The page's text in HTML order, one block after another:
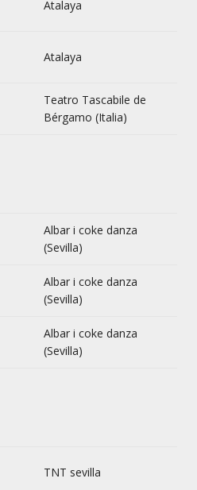
Atalaya
Atalaya
Teatro Tascabile de
Bérgamo (Italia)
Albar i coke danza
(Sevilla)
Albar i coke danza
(Sevilla)
Albar i coke danza
(Sevilla)
TNT sevilla